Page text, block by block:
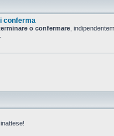
conferma
o confermare ,